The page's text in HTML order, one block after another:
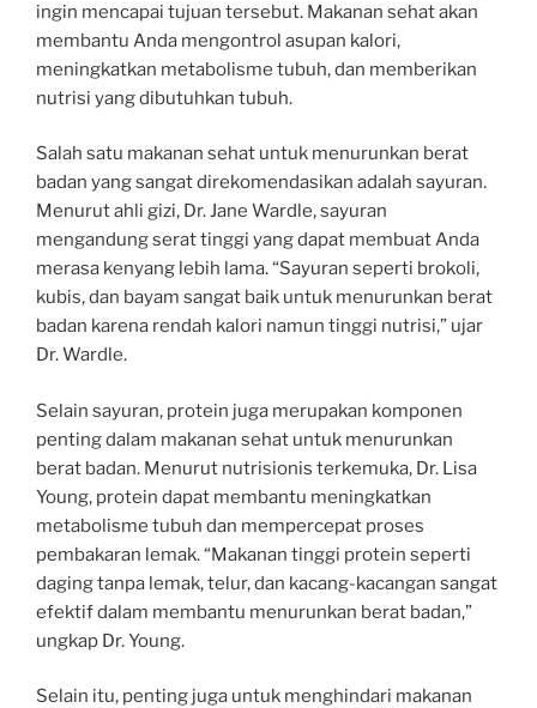
ingin mencapai tujuan tersebut. Makanan sehat akan
membantu Anda mengontrol asupan kalori,
meningkatkan metabolisme tubuh, dan memberikan
nutrisi yang dibutuhkan tubuh.
Salah satu makanan sehat untuk menurunkan berat
badan yang sangat direkomendasikan adalah sayuran.
Menurut ahli gizi, Dr. Jane Wardle, sayuran
mengandung serat tinggi yang dapat membuat Anda
merasa kenyang lebih lama. “Sayuran seperti brokoli,
kubis, dan bayam sangat baik untuk menurunkan berat
badan karena rendah kalori namun tinggi nutrisi,” ujar
Dr. Wardle.
Selain sayuran, protein juga merupakan komponen
penting dalam makanan sehat untuk menurunkan
berat badan. Menurut nutrisionis terkemuka, Dr. Lisa
Young, protein dapat membantu meningkatkan
metabolisme tubuh dan mempercepat proses
pembakaran lemak. “Makanan tinggi protein seperti
daging tanpa lemak, telur, dan kacang-kacangan sangat
efektif dalam membantu menurunkan berat badan,”
ungkap Dr. Young.
Selain itu, penting juga untuk menghindari makanan